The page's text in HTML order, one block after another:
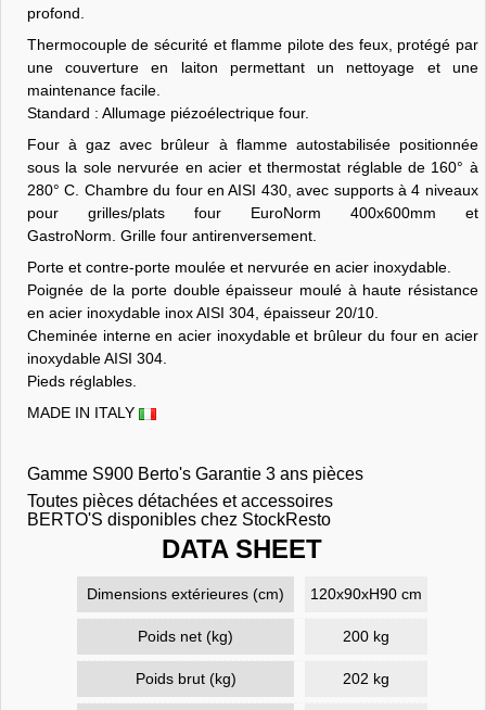
profond.
Thermocouple de sécurité et flamme pilote des feux, protégé par
une couverture en laiton permettant un nettoyage et une
maintenance facile.
Standard : Allumage piézoélectrique four.
Four à gaz avec brûleur à flamme autostabilisée positionnée
sous la sole nervurée en acier et thermostat réglable de 160° à
280° C. Chambre du four en AISI 430, avec supports à 4 niveaux
pour grilles/plats four EuroNorm 400x600mm et
GastroNorm. Grille four antirenversement.
Porte et contre-porte moulée et nervurée en acier inoxydable.
Poignée de la porte double épaisseur moulé à haute résistance
en acier inoxydable inox AISI 304, épaisseur 20/10.
Cheminée interne en acier inoxydable et brûleur du four en acier
inoxydable AISI 304.
Pieds réglables.
MADE IN ITALY
Gamme S900 Berto's Garantie 3 ans pièces
Toutes pièces détachées et accessoires
BERTO'S disponibles chez StockResto
DATA SHEET
Dimensions extérieures (cm) 120x90xH90 cm
Poids net (kg) 200 kg
Poids brut (kg) 202 kg